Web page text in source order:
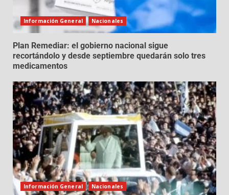
Información General Nacionales
Plan Remediar: el gobierno nacional sigue
recortándolo y desde septiembre quedarán solo tres
medicamentos
Información General Nacionales